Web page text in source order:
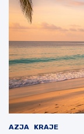
AZJA KRAJE